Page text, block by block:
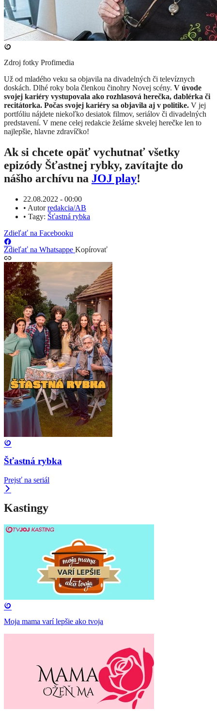
Zdroj fotky Profimedia
​Už od mladého veku sa objavila na divadelných či televíznych
doskách. Dlhé roky bola členkou činohry Novej scény. V úvode
svojej kariéry vystupovala ako rozhlasová herečka, dablérka či
recitátorka. Počas svojej kariéry sa objavila aj v politike. V jej
portfóliu nájdete niekoľko desiatok filmov, seriálov či divadelných
predstavení. V mene celej redakcie želáme skvelej herečke len to
najlepšie, hlavne zdravíčko!
Ak si chcete opäť vychutnať všetky
epizódy Šťastnej rybky, zavítajte do
nášho archívu na JOJ play!
22.08.2022 - 00:00
• Autorredakcia/AB
• Tagy: Šťastná rybka
Zdieľať na Facebooku
Zdieľať na Whatsappe Kopírovať
Šťastná rybka
Prejsť na seriál
Kastingy
Moja mama varí lepšie ako tvoja